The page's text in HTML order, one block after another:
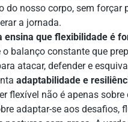
do nosso corpo, sem forçar
a jornada.
ensina que flexibilidade é
o balanço constante que
atacar, defender e
adaptabilidade e
flexível não é apenas sobre
adaptar-se aos desafios,